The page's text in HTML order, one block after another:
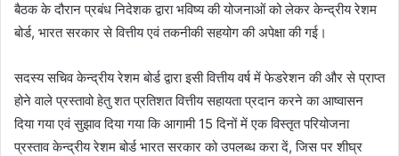
बैठक के दौरान प्रबंध निदेशक द्वारा भविष्य की योजनाओं को लेकर केन्द्रीय रेशम
बोर्ड, भारत सरकार से वित्तीय एवं तकनीकी सहयोग की अपेक्षा की गई।
सदस्य सचिव केन्द्रीय रेशम बोर्ड द्वारा इसी वित्तीय वर्ष में फेडरेशन की और से प्राप्त
होने वाले प्रस्तावो हेतु शत प्रतिशत वित्तीय सहायता प्रदान करने का आष्वासन
दिया गया एवं सुझाव दिया गया कि आगामी 15 दिनों में एक विस्तृत परियोजना
प्रस्ताव केन्द्रीय रेशम बोर्ड भारत सरकार को उपलब्ध करा दें, जिस पर शीघ्र